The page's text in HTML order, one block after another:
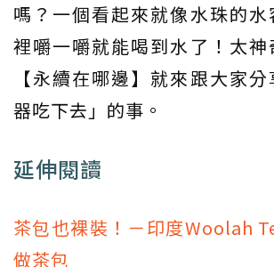
嗎？一個看起來就像水珠的
裡嚼一嚼就能喝到水了！太神
【永續在哪邊】就來跟大家
器吃下去」的事。
延伸閱讀
茶包也裸裝！－印度Woolah
做茶包